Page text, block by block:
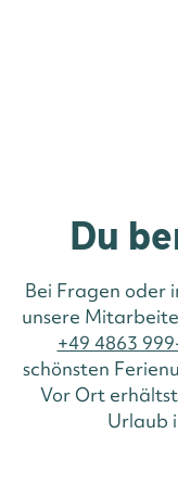
Du
Bei Fragen oder
unsere
+49 4863
schönsten
Vor Ort
Urlaub